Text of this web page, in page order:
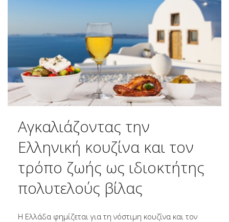
Αγκαλιάζοντας την
Ελληνική κουζίνα και τον
τρόπο ζωής ως ιδιοκτήτης
πολυτελούς βίλας
Η Ελλάδα φημίζεται για τη νόστιμη κουζίνα και τον